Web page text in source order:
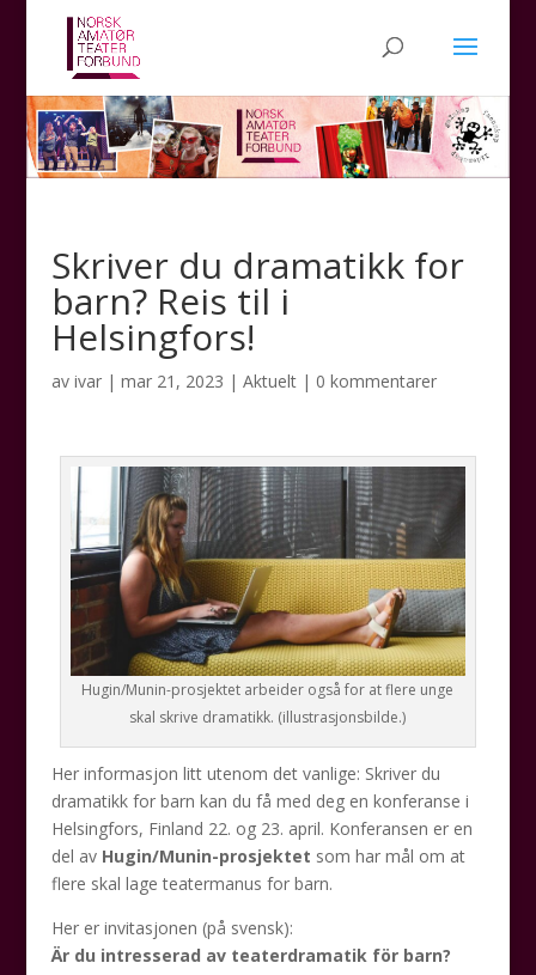
Skriver du dramatikk for
barn? Reis til i
Helsingfors!
av ivar| mar 21, 2023 | Aktuelt| 0 kommentarer
Hugin/Munin-prosjektet arbeider også for at flere unge
skal skrive dramatikk. (illustrasjonsbilde.)
Her informasjon litt utenom det vanlige: Skriver du
dramatikk for barn kan du få med deg en konferanse i
Helsingfors, Finland 22. og 23. april. Konferansen er en
del av Hugin/Munin-prosjektet som har mål om at
flere skal lage teatermanus for barn.
Her er invitasjonen (på svensk):
Är du intresserad av teaterdramatik för barn?